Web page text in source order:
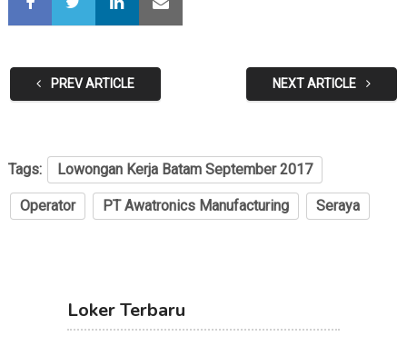
PREV ARTICLE NEXT ARTICLE
Tags: Lowongan Kerja Batam September 2017
Operator PT Awatronics Manufacturing Seraya
Loker Terbaru